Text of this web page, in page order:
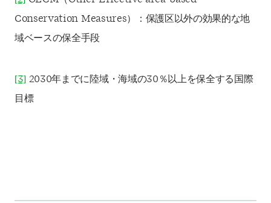
Conservation Measures）：保護区以外の効果的な地
域ベースの保全手段
[3] 2030年までに陸域・海域の30％以上を保全する国際
目標